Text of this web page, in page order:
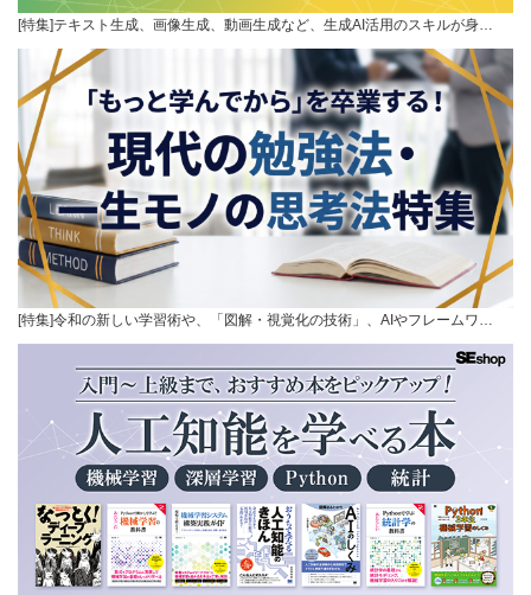
[特集]テキスト生成、画像生成、動画生成など、生成AI活用のスキルが身…
[特集]令和の新しい学習術や、「図解・視覚化の技術」、AIやフレームワ…